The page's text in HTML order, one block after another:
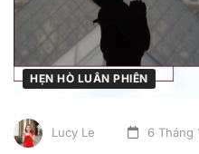
HẸN HÒ LUÂN PHIÊN
Lucy Le 6 Tháng